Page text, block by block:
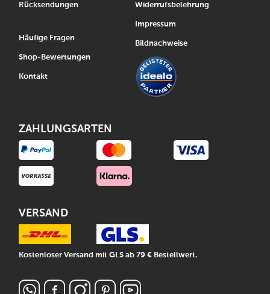
Rücksendungen
Häufige Fragen
Shop-Bewertungen
Kontakt
Widerrufsbelehrung
Impressum
Bildnachweise
ZAHLUNGSARTEN
VERSAND
Kostenloser Versand mit GLS ab 79 € Bestellwert.